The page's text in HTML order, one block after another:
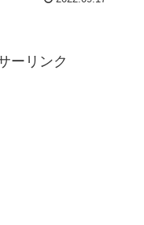
ーリンク